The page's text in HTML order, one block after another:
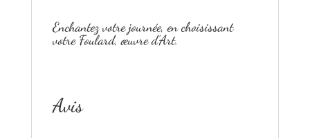
Enchantez votre journée, en choisissant
votre Foulard, œuvre d’Art.
Avis